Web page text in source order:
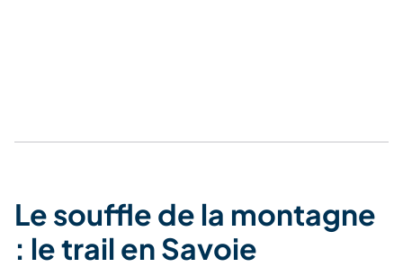
Le souffle de la montagne
: le trail en Savoie